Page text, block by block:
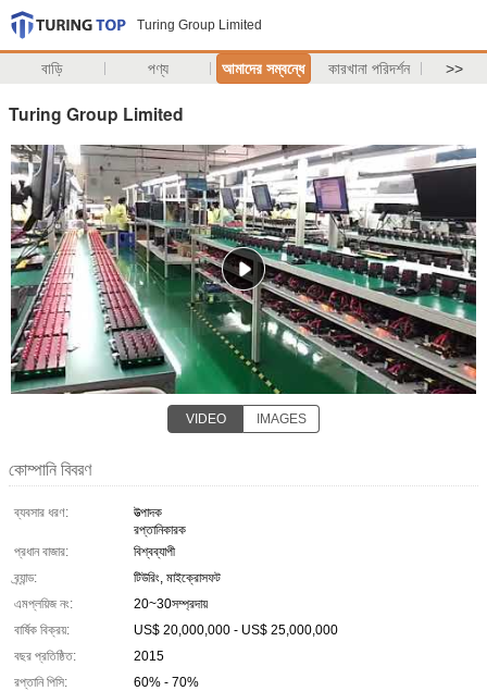
Turing Group Limited
বাড়ি পণ্য আমাদের সম্বন্ধে কারখানা পরিদর্শন >>
Turing Group Limited
VIDEO IMAGES
কোম্পানি বিবরণ
ব্যবসার ধরণ:
উত্পাদক
রপ্তানিকারক
প্রধান বাজার:
বিশ্বব্যাপী
ব্র্যান্ড:
টিউরিং, মাইক্রোসফট
এমপ্লয়িজ নং:
20~30সম্প্রদায়
বার্ষিক বিক্রয়:
US$ 20,000,000 - US$ 25,000,000
বছর প্রতিষ্ঠিত:
2015
রপ্তানি পিসি:
60% - 70%